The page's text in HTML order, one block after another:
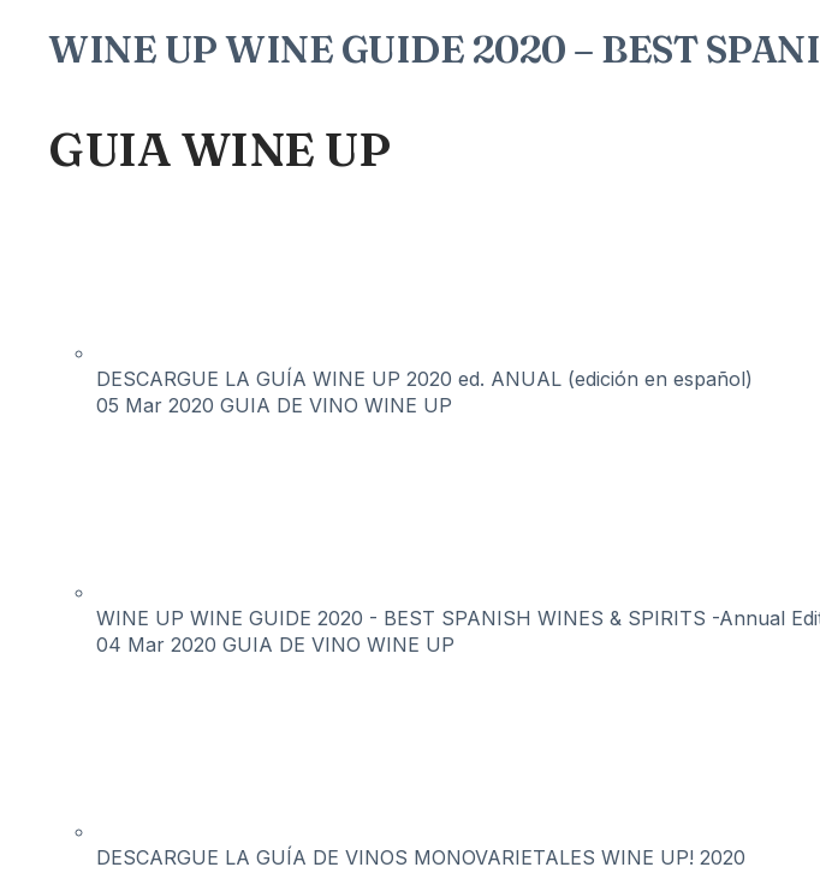
WINE UP WINE GUIDE 2020 – BEST
GUIA WINE UP
DESCARGUE LA GUÍA WINE UP 2020 ed. ANUAL (edición en español)
05 Mar 2020 GUIA DE VINO WINE UP
WINE UP WINE GUIDE 2020 - BEST SPANISH WINES & SPIRITS -Annual
04 Mar 2020 GUIA DE VINO WINE UP
DESCARGUE LA GUÍA DE VINOS MONOVARIETALES WINE UP! 2020